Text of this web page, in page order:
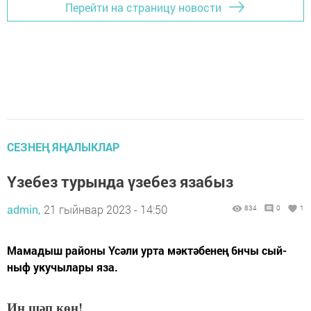
Перейти на страницу новости
СЕЗНЕҢ ЯҢАЛЫКЛАР
Үзебез турында үзебез язабыз
admin, 21 гыйнвар 2023 - 14:50 834 0 1
Ма­ма­дыш ра­йо­ны Үсә­ли ур­та мәк­тә­бе­нең 6нчы сый­
ныф уку­чы­ла­ры яза.
Иң шәп көн!